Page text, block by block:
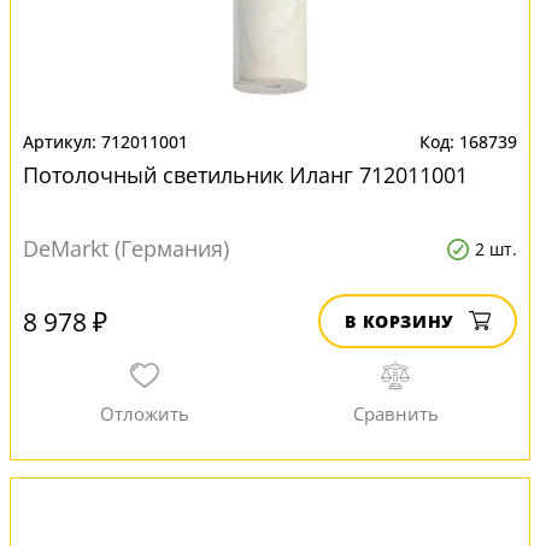
712011001 168739
Потолочный светильник Иланг 712011001
DeMarkt (Германия) 2 шт.
8 978 ₽ В КОРЗИНУ